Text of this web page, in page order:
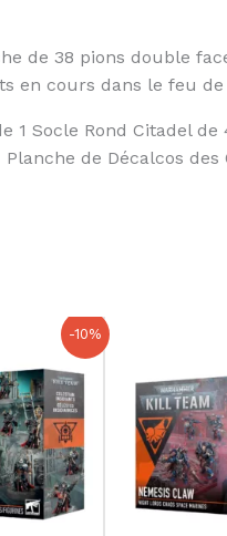
de 38 pions double
en cours dans le feu de
1 Socle Rond Citadel
de Décalcos
-10%
actuel
:
€.